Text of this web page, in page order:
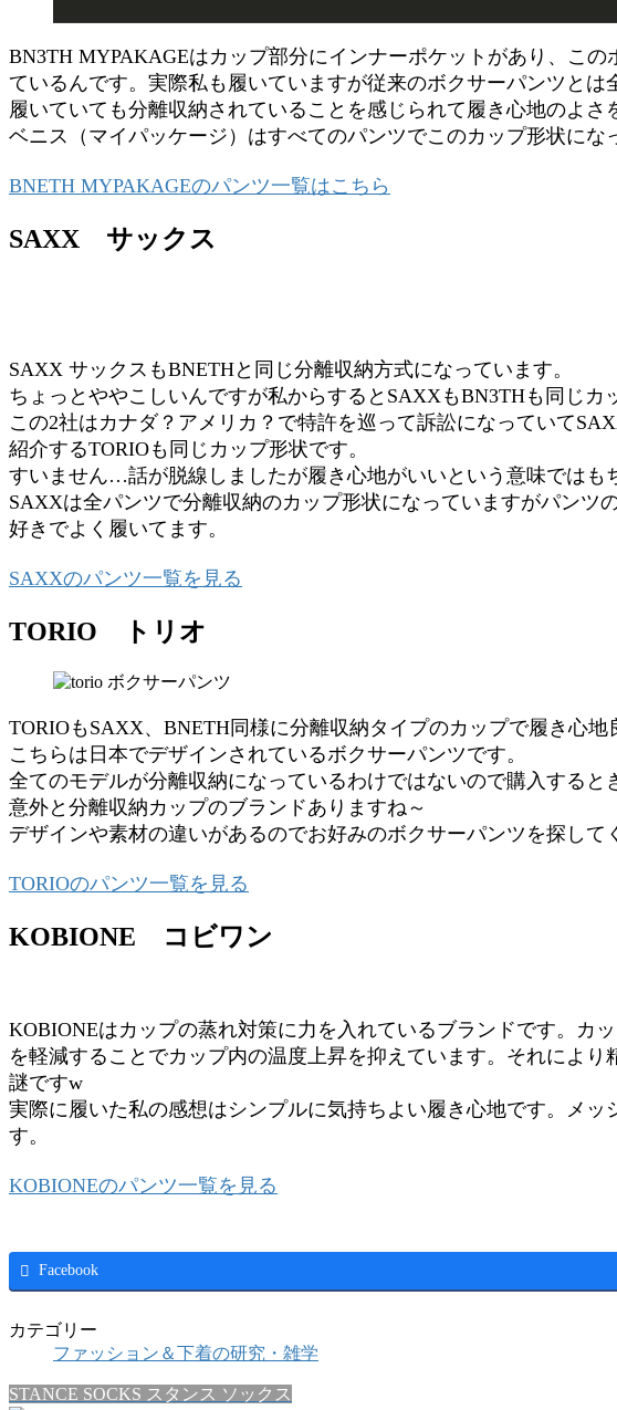
BN3TH MYPAKAGEはカップ部分にインナーポケットがあり、こ
ているんです。実際私も履いていますが従来のボクサーパンツとは
履いていても分離収納されていることを感じられて履き心地のよさ
ベニス（マイパッケージ）はすべてのパンツでこのカップ形状にな
BNETH MYPAKAGEのパンツ一覧はこちら
SAXX サックス
SAXX サックスもBNETHと同じ分離収納方式になっています。
ちょっとややこしいんですが私からするとSAXXもBN3THも同じカ
この2社はカナダ？アメリカ？で特許を巡って訴訟になっていて
紹介するTORIOも同じカップ形状です。
すいません…話が脱線しましたが履き心地がいいという意味ではも
SAXXは全パンツで分離収納のカップ形状になっていますがパン
好きでよく履いてます。
SAXXのパンツ一覧を見る
TORIO トリオ
TORIOもSAXX、BNETH同様に分離収納タイプのカップで履き心地
こちらは日本でデザインされているボクサーパンツです。
全てのモデルが分離収納になっているわけではないので購入すると
意外と分離収納カップのブランドありますね～
デザインや素材の違いがあるのでお好みのボクサーパンツを探して
TORIOのパンツ一覧を見る
KOBIONE コビワン
KOBIONEはカップの蒸れ対策に力を入れているブランドです。カ
を軽減することでカップ内の温度上昇を抑えています。それによ
謎ですw
実際に履いた私の感想はシンプルに気持ちよい履き心地です。メ
す。
KOBIONEのパンツ一覧を見る
Facebook
カテゴリー
ファッション＆下着の研究・雑学
STANCE SOCKS スタンス ソックス